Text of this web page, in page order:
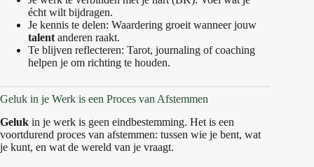
écht wilt bijdragen.
Je kennis te delen: Waardering groeit wanneer jouw
talent anderen raakt.
Te blijven reflecteren: Tarot, journaling of coaching
helpen je om richting te houden.
Geluk in je Werk is een Proces van Afstemmen
Geluk in je werk is geen eindbestemming. Het is een
voortdurend proces van afstemmen: tussen wie je bent, wat
je kunt, en wat de wereld van je vraagt.